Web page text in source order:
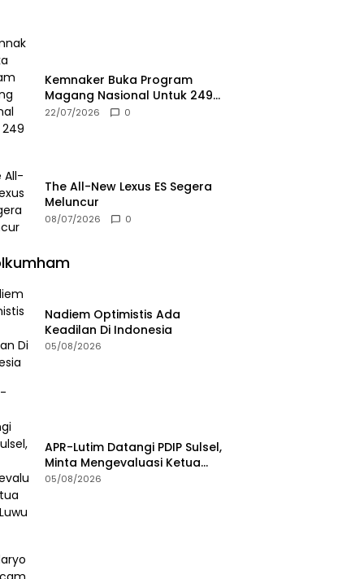
Kemnaker Buka Program
Magang Nasional Untuk 249
Kuota
22/07/2026 0
The All-New Lexus ES Segera
Meluncur
08/07/2026 0
Nadiem Optimistis Ada
Keadilan Di Indonesia
05/08/2026
APR-Lutim Datangi PDIP Sulsel,
Minta Mengevaluasi Ketua
DPRD Luwu Timur
05/08/2026